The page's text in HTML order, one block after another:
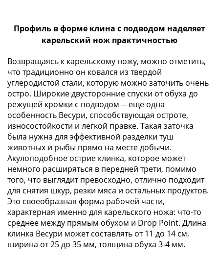
Петр
1762)
Елизавета
(1741-
1762)
Иоанн
Антонович
(1740-
1741)
Анна
Иоанновна
(1730-
1740)
Петр
(1727-
1729)
Екатерина
Профиль в форме клина с подводом наделяет
карельский нож практичностью
Возвращаясь к карельскому ножу, можно отметить,
что традиционно он ковался из твердой
углеродистой стали, которую можно заточить очень
остро. Широкие двусторонние спуски от обуха до
режущей кромки с подводом ─ еще одна
особенность Весури, способствующая остроте,
износостойкости и легкой правке. Такая заточка
была нужна для эффективной разделки туш
животных и рыбы прямо на месте добычи.
Акулоподобное острие клинка, которое может
немного расширяться в передней трети, помимо
того, что выглядит превосходно, отлично подходит
для снятия шкур, резки мяса и остальных продуктов.
Это своеобразная форма рабочей части,
характерная именно для карельского ножа: что-то
среднее между прямым обухом и Drop Point. Длина
клинка Весури может составлять от 11 до 14 см,
ширина от 25 до 35 мм, толщина обуха 3-4 мм.